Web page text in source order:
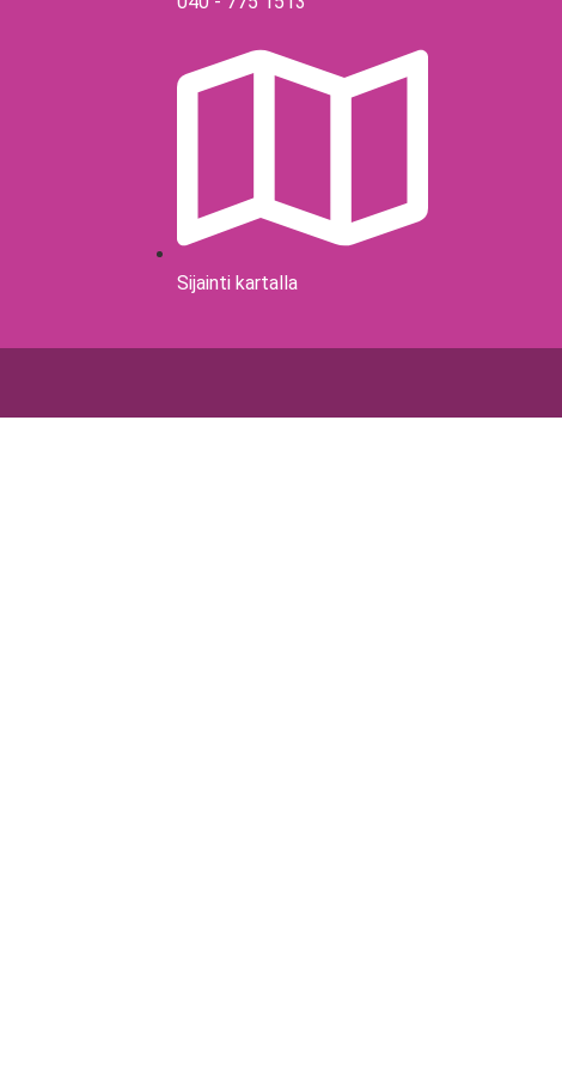
Sijainti kartalla